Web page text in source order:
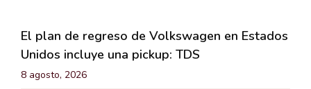
El plan de regreso de Volkswagen en Estados
Unidos incluye una pickup: TDS
8 agosto, 2026